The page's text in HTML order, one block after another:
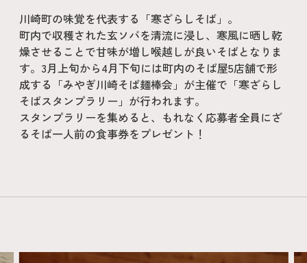
川崎町の味覚を代表する「寒ざらしそば」。
町内で収穫された玄ソバを清流に浸し、寒風に晒し乾
燥させることで甘味が増し喉越しが良いそばとなりま
す。3月上旬から4月下旬には町内のそば屋5店舗で形
成する「みやぎ川崎そば麺棒会」が主催で「寒ざらし
そばスタンプラリー」が行われます。
スタンプラリーを集めると、もれなく応募者全員にざ
るそば一人前の食事券をプレゼント！